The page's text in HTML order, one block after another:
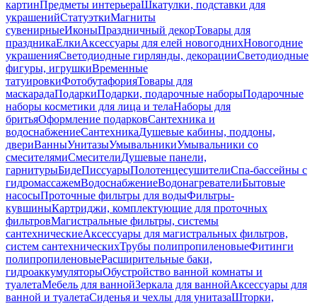
картинПредметы интерьераШкатулки, подставки для
украшенийСтатуэткиМагниты
сувенирныеИконыПраздничный декорТовары для
праздникаЕлкиАксессуары для елей новогоднихНовогодние
украшенияСветодиодные гирлянды, декорацииСветодиодные
фигуры, игрушкиВременные
татуировкиФотобутафорияТовары для
маскарадаПодаркиПодарки, подарочные наборыПодарочные
наборы косметики для лица и телаНаборы для
бритьяОформление подарковСантехника и
водоснабжениеСантехникаДушевые кабины, поддоны,
двериВанныУнитазыУмывальникиУмывальники со
смесителямиСмесителиДушевые панели,
гарнитурыБидеПиссуарыПолотенцесушителиСпа-бассейны с
гидромассажемВодоснабжениеВодонагревателиБытовые
насосыПроточные фильтры для водыФильтры-
кувшиныКартриджи, комплектующие для проточных
фильтровМагистральные фильтры, системы
сантехническиеАксессуары для магистральных фильтров,
систем сантехническихТрубы полипропиленовыеФитинги
полипропиленовыеРасширительные баки,
гидроаккумуляторыОбустройство ванной комнаты и
туалетаМебель для ваннойЗеркала для ваннойАксессуары для
ванной и туалетаСиденья и чехлы для унитазаШторки,